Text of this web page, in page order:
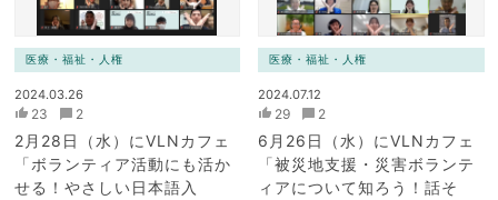
医療・福祉・人権
2024.03.26
23 2
2月28日（水）にVLNカフェ
「ボランティア活動にも活か
せる！やさしい日本語入
医療・福祉・人権
2024.07.12
29 2
6月26日（水）にVLNカフェ
「被災地支援・災害ボランテ
ィアについて知ろう！話そ